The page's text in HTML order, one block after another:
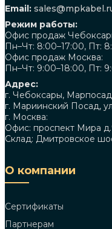
Email:
Режим работы:
Офис продаж
Пн–Чт: 8:00–17:00, Пт:
Офис продаж Москва:
Пн–Чт: 9:00–18:00, Пт:
Адрес:
г. Чебоксары,
г. Мариинский Посад,
г. Москва:
Офис: проспект Мира
Склад: Дмитровское
О компании
Сертификаты
Партнерам